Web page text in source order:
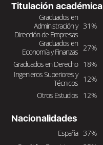
Titulación académica
Graduados en
Administración y
Dirección de Empresas
31%
Graduados en
Economía y Finanzas 27%
Graduados en Derecho 18%
Ingenieros Superiores y
Técnicos 12%
Otros Estudios 12%
Nacionalidades
España 37%